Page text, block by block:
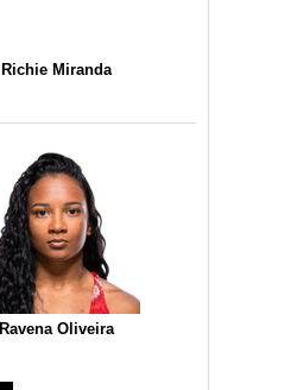
Richie Miranda
Ravena Oliveira